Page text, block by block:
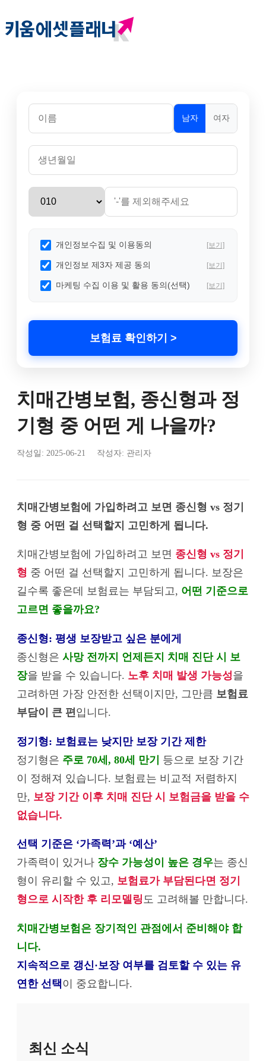
남자 여자
개인정보수집 및 이용동의 [보기]
개인정보 제3자 제공 동의 [보기]
마케팅 수집 이용 및 활용 동의(선택) [보기]
보험료 확인하기 >
치매간병보험, 종신형과 정
기형 중 어떤 게 나을까?
작성일: 2025-06-21 작성자: 관리자
치매간병보험에 가입하려고 보면 종신형 vs 정기
형 중 어떤 걸 선택할지 고민하게 됩니다.
치매간병보험에 가입하려고 보면 종신형 vs 정기
형 중 어떤 걸 선택할지 고민하게 됩니다. 보장은
길수록 좋은데 보험료는 부담되고, 어떤 기준으로
고르면 좋을까요?
종신형: 평생 보장받고 싶은 분에게
종신형은 사망 전까지 언제든지 치매 진단 시 보
장을 받을 수 있습니다. 노후 치매 발생 가능성을
고려하면 가장 안전한 선택이지만, 그만큼 보험료
부담이 큰 편 입니다.
정기형: 보험료는 낮지만 보장 기간 제한
정기형은 주로 70세, 80세 만기
등으로 보장 기간
이 정해져 있습니다. 보험료는 비교적 저렴하지
만, 보장 기간 이후 치매 진단 시 보험금을 받을 수
없습니다.
선택 기준은 ‘가족력’과 ‘예산’
가족력이 있거나 장수 가능성이 높은 경우는 종신
형이 유리할 수 있고, 보험료가 부담된다면 정기
형으로 시작한 후 리모델링도 고려해볼 만합니다.
치매간병보험은 장기적인 관점에서 준비해야 합
니다.
지속적으로 갱신·보장 여부를 검토할 수 있는 유
연한 선택이 중요합니다.
최신 소식